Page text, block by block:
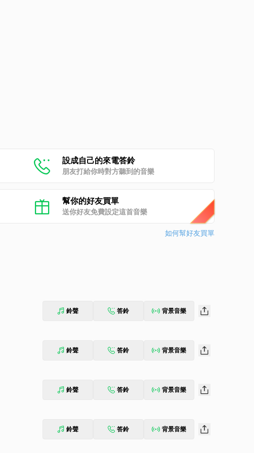
設成自己的來電答鈴
朋友打給你時對方聽到的音樂
幫你的好友買單
送你好友免費設定這首音樂
如何幫好友買單
鈴聲 答鈴 背景音樂
鈴聲 答鈴 背景音樂
鈴聲 答鈴 背景音樂
鈴聲 答鈴 背景音樂